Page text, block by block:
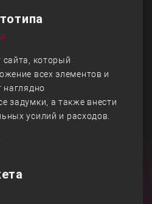
который
всех элементов и
наглядно
задумки, а также внести
усилий и расходов.